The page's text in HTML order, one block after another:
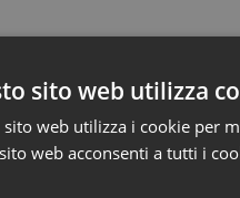
dietro il banco, sia
ottimale. Ci sono di mezzo
così. Non siamo macchine e
articolo è mostrare un
che può, deve, essere
sito web utilizza
sito web utilizza i cookie per
web acconsenti a tutti i